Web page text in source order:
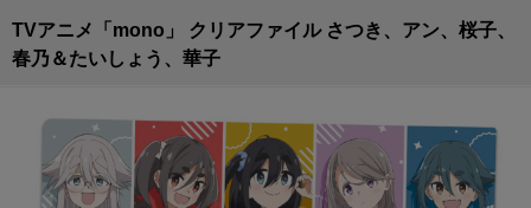
TVアニメ「mono」 クリアファイル さつき、アン、桜子、
春乃＆たいしょう、華子